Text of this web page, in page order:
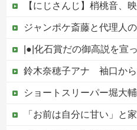
【にじさんじ】梢桃音、映画ちいかわ感想＆考
ジャンポケ斎藤と代理人のやりとり、「地獄すぎて完
|●|化石賞だの御高説を宣っていたヨーロッパ、自分が猛
鈴木奈穂子アナ 袖口からインナ
ショートスリーパー堀大
「お前は自分に甘い」と家族に責められ育った私…３０歳の時、真夏に重度の熱